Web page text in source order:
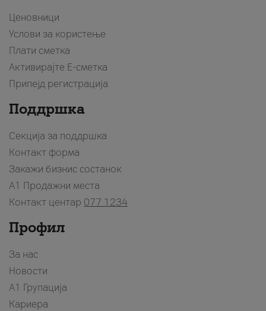
Ценовници
Услови за користење
Плати сметка
Активирајте Е-сметка
Припејд регистрација
Поддршка
Секција за поддршка
Контакт форма
Закажи бизнис состанок
A1 Продажни места
Контакт центар 077 1234
Профил
За нас
Новости
А1 Групација
Кариера